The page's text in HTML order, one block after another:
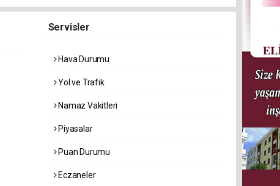
Servisler
Hava Durumu
Yol ve Trafik
Namaz Vakitleri
Piyasalar
Puan Durumu
Eczaneler